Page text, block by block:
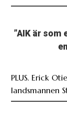
”AIK är
PLUS. Erick
landsmannen